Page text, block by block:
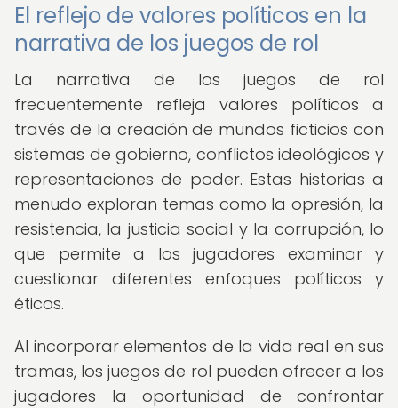
El reflejo de valores políticos en la
narrativa de los juegos de rol
La narrativa de los juegos de rol
frecuentemente refleja valores políticos a
través de la creación de mundos ficticios con
sistemas de gobierno, conflictos ideológicos y
representaciones de poder. Estas historias a
menudo exploran temas como la opresión, la
resistencia, la justicia social y la corrupción, lo
que permite a los jugadores examinar y
cuestionar diferentes enfoques políticos y
éticos.
Al incorporar elementos de la vida real en sus
tramas, los juegos de rol pueden ofrecer a los
jugadores la oportunidad de confrontar